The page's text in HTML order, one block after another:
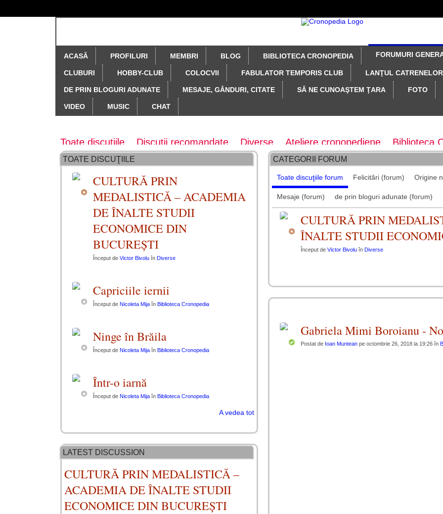
ACASĂ PROFILURI MEMBRI BLOG BIBLIOTECA CRONOPEDIA FORUMURI
CLUBURI HOBBY-CLUB COLOCVII FABULATOR TEMPORIS CLUB LANŢUL CATRENELOR
DE PRIN BLOGURI ADUNATE MESAJE, GÂNDURI, CITATE SĂ NE CUNOAŞTEM ŢARA FOTO
VIDEO MUSIC CHAT
Toate discuțiile Discuții recomandate Diverse Ateliere cronopediene
Biblioteca
Colectia revistei Cronos
Colecţia revistei Taifas literar
Colecţia revistei Taifas
Creativitate, originalitate, drepturi, concepte
Gânduri fugare Felicitări
Maratoane
Să ne cunoaştem ţara
Teste, chestionare, probe diverse z - arhiva forum
CATEGORII FORUM
Toate discuţiile forum Felicitări (forum) Origine
Mesaje (forum) de prin bloguri adunate (forum)
CULTURĂ PRIN
ÎNALTE STUDII
Început de Victor Bivolu în Diverse
Gabriela Mimi Boroianu -
Postat de Ioan Muntean pe octombrie 26, 2018 la 19:26 în
TOATE DISCUŢIILE
CULTURĂ PRIN
MEDALISTICĂ – ACADEMIA
DE ÎNALTE STUDII
ECONOMICE DIN
BUCUREȘTI
Început de Victor Bivolu în Diverse
Capriciile iernii
Început de Nicoleta Mija în Biblioteca Cronopedia
Ninge în Brăila
Început de Nicoleta Mija în Biblioteca Cronopedia
Într-o iarnă
Început de Nicoleta Mija în Biblioteca Cronopedia
A vedea tot
LATEST DISCUSSION
CULTURĂ PRIN MEDALISTICĂ –
ACADEMIA DE ÎNALTE STUDII
ECONOMICE DIN BUCUREȘTI